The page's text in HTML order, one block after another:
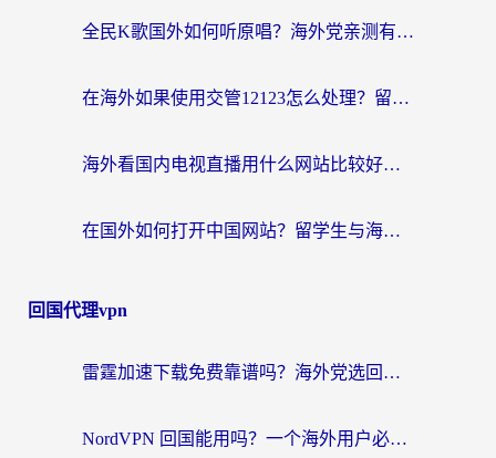
全民K歌国外如何听原唱？海外党亲测有效的回国加速器选择指南
在海外如果使用交管12123怎么处理？留学生亲测有效的回国加速方案
海外看国内电视直播用什么网站比较好？一篇解决你所有追剧难题的实用指南
在国外如何打开中国网站？留学生与海外华人的无缝访问指南
回国代理vpn
雷霆加速下载免费靠谱吗？海外党选回国加速器的避坑指南（附热门工具对比）
NordVPN 回国能用吗？一个海外用户必须面对的真实困境